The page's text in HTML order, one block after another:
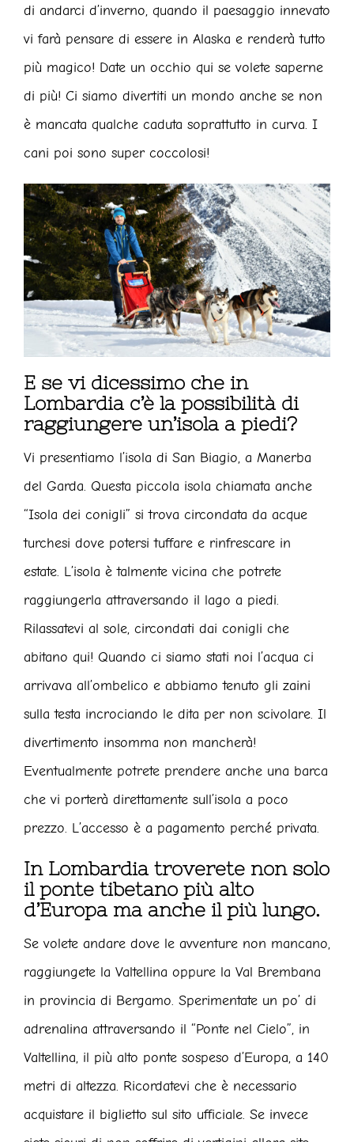
di andarci d’inverno, quando il paesaggio innevato
vi farà pensare di essere in Alaska e renderà tutto
più magico! Date un occhio qui se volete saperne
di più! Ci siamo divertiti un mondo anche se non
è mancata qualche caduta soprattutto in curva. I
cani poi sono super coccolosi!
E se vi dicessimo che in
Lombardia c’è la possibilità di
raggiungere un’isola a piedi?
Vi presentiamo l’isola di San Biagio, a Manerba
del Garda. Questa piccola isola chiamata anche
“Isola dei conigli” si trova circondata da acque
turchesi dove potersi tuffare e rinfrescare in
estate. L’isola è talmente vicina che potrete
raggiungerla attraversando il lago a piedi.
Rilassatevi al sole, circondati dai conigli che
abitano qui! Quando ci siamo stati noi l’acqua ci
arrivava all’ombelico e abbiamo tenuto gli zaini
sulla testa incrociando le dita per non scivolare. Il
divertimento insomma non mancherà!
Eventualmente potrete prendere anche una barca
che vi porterà direttamente sull’isola a poco
prezzo. L’accesso è a pagamento perché privata.
In Lombardia troverete non solo
il ponte tibetano più alto
d’Europa ma anche il più lungo.
Se volete andare dove le avventure non mancano,
raggiungete la Valtellina oppure la Val Brembana
in provincia di Bergamo. Sperimentate un po’ di
adrenalina attraversando il “Ponte nel Cielo”, in
Valtellina, il più alto ponte sospeso d’Europa, a 140
metri di altezza. Ricordatevi che è necessario
acquistare il biglietto sul sito ufficiale. Se invece